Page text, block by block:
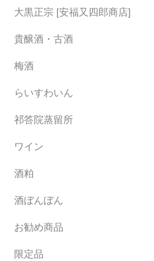
大黒正宗 [安福又四郎商店]
貴醸酒・古酒
梅酒
らいすわいん
祁答院蒸留所
ワイン
酒粕
酒ぼんぼん
お勧め商品
限定品